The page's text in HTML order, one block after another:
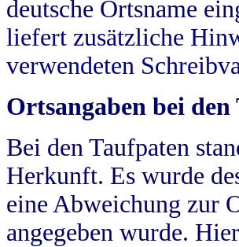
deutsche Ortsname
liefert zusätzliche
verwendeten
Ortsangaben bei den
Bei den Taufpaten
Herkunft. Es wurde
eine Abweichung zur
angegeben wurde.